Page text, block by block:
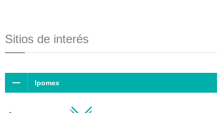
Sitios de interés
Ipomex